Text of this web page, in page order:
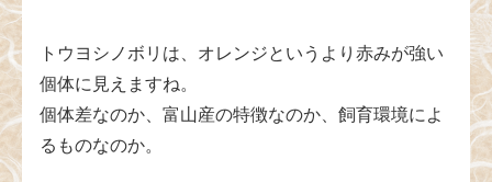
トウヨシノボリは、オレンジというより赤みが強い
個体に見えますね。
個体差なのか、富山産の特徴なのか、飼育環境によ
るものなのか。